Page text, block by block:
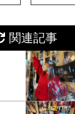
関連記事